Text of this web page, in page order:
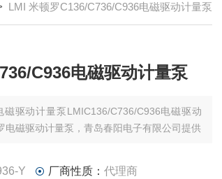
LMI 米顿罗C136/C736/C936电磁驱动计量泵
C936电磁驱动计量泵
磁驱动计量泵LMIC136/C736/C936电磁驱动
电磁驱动计量泵，青岛春阳电子有限公司提供
Y 厂商性质： 代理商